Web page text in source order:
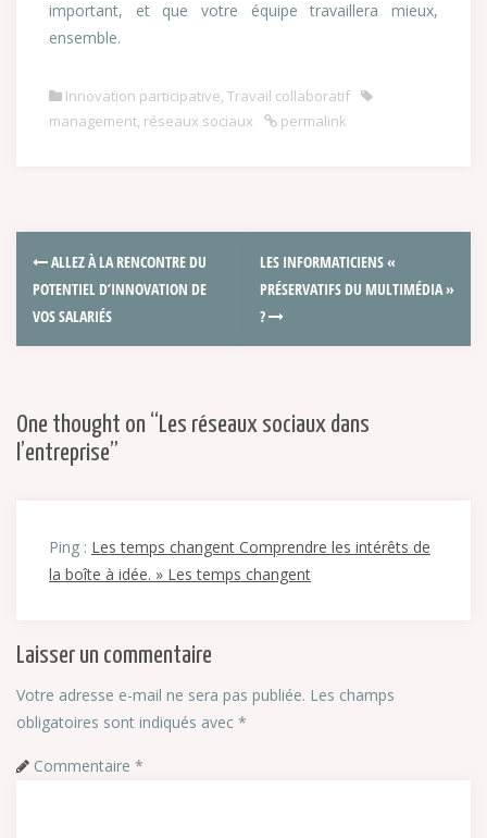
important, et que votre équipe travaillera mieux,
ensemble.
Innovation participative, Travail collaboratif
management, réseaux sociaux permalink
ALLEZ À LA RENCONTRE DU
POTENTIEL D’INNOVATION DE
VOS SALARIÉS
LES INFORMATICIENS «
PRÉSERVATIFS DU MULTIMÉDIA »
?
One thought on “Les réseaux sociaux dans
l’entreprise”
Ping : Les temps changent Comprendre les intérêts de
la boîte à idée. » Les temps changent
Laisser un commentaire
Votre adresse e-mail ne sera pas publiée. Les champs
obligatoires sont indiqués avec *
Commentaire *